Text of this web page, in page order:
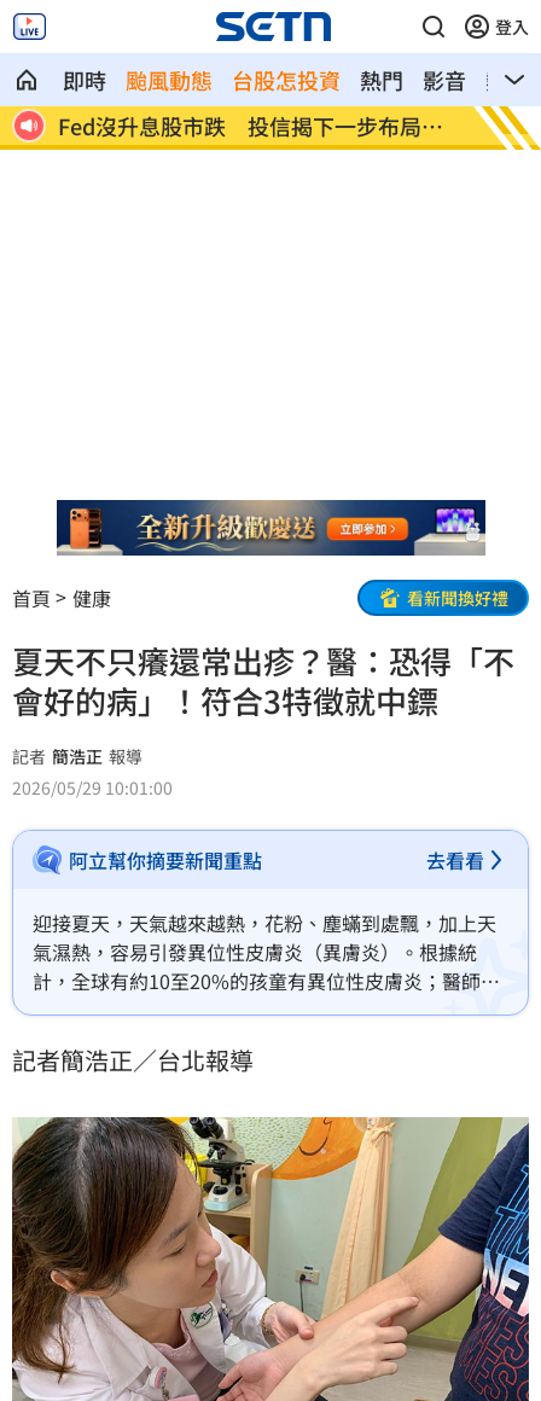
登入
即時 颱風動態 台股怎投資 熱門 影音
熱搜
Fed沒升息股市跌 投信揭下一步布局方
向
少女
日
首頁 健康 看新聞換好禮
夏天不只癢還常出疹？醫：恐得「不
會好的病」！符合3特徵就中鏢
記者 簡浩正 報導
2026/05/29 10:01:00
阿立幫你摘要新聞重點 去看看
迎接夏天，天氣越來越熱，花粉、塵蟎到處飄，加上天
氣濕熱，容易引發異位性皮膚炎（異膚炎）。根據統
計，全球有約10至20%的孩童有異位性皮膚炎；醫師指
出，異位性皮膚炎好發年紀為兒童，85%的人在5歲之前
療方式可更有效控制且降低急性發作機率，呼籲患者仍
記者簡浩正／台北報導